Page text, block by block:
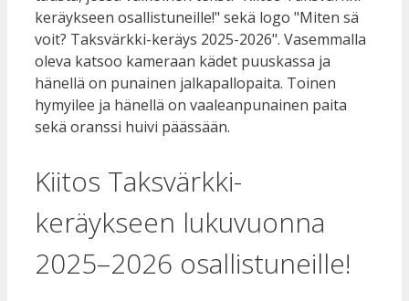
Kiitos Taksvärkki-
keräykseen lukuvuonna
2025–2026 osallistuneille!